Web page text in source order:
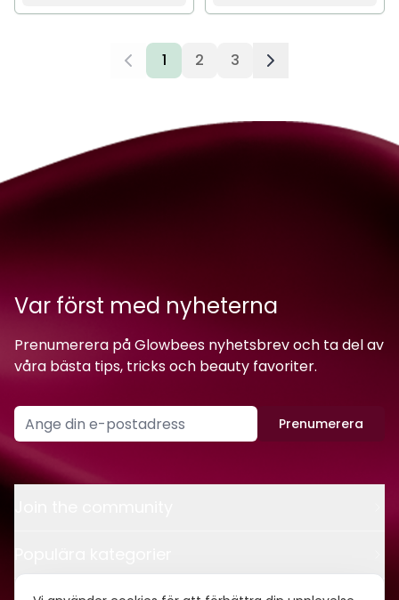
1 2 3
Var först med nyheterna
Prenumerera på Glowbees nyhetsbrev och ta del av
våra bästa tips, tricks och beauty favoriter.
Prenumerera